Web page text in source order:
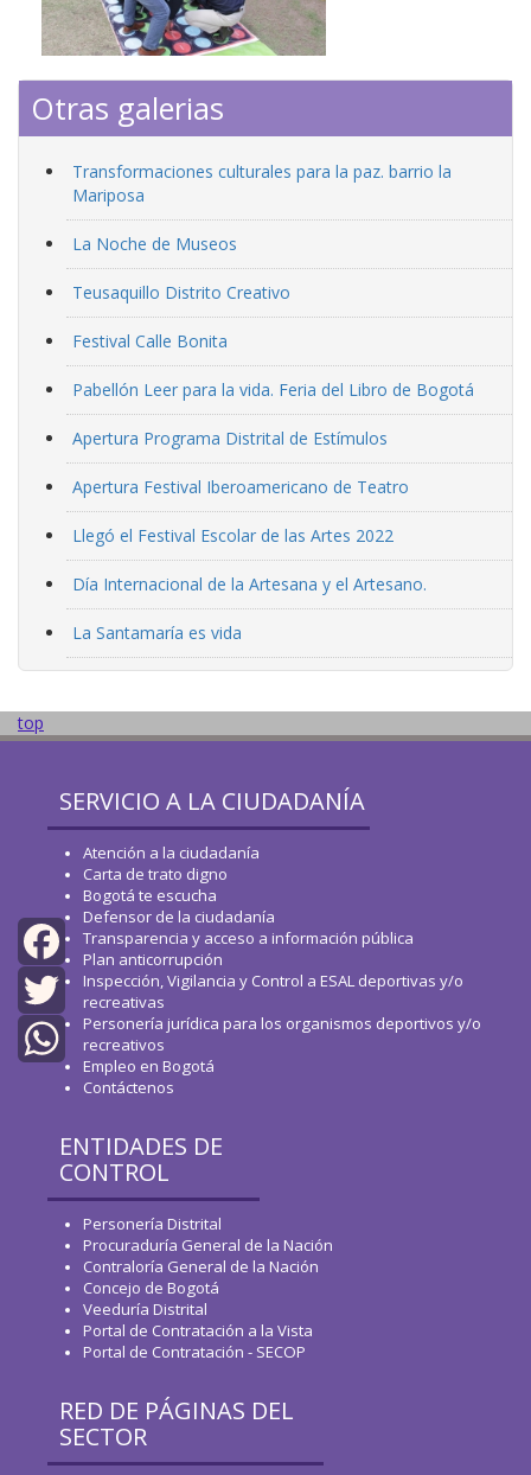
Facebook
Twitter
WhatsApp
Otras galerias
Transformaciones culturales para la paz. barrio la
Mariposa
La Noche de Museos
Teusaquillo Distrito Creativo
Festival Calle Bonita
Pabellón Leer para la vida. Feria del Libro de Bogotá
Apertura Programa Distrital de Estímulos
Apertura Festival Iberoamericano de Teatro
Llegó el Festival Escolar de las Artes 2022
Día Internacional de la Artesana y el Artesano.
La Santamaría es vida
top
SERVICIO A LA CIUDADANÍA
Atención a la ciudadanía
Carta de trato digno
Bogotá te escucha
Defensor de la ciudadanía
Transparencia y acceso a información pública
Plan anticorrupción
Inspección, Vigilancia y Control a ESAL deportivas y/o
recreativas
Personería jurídica para los organismos deportivos y/o
recreativos
Empleo en Bogotá
Contáctenos
ENTIDADES DE
CONTROL
Personería Distrital
Procuraduría General de la Nación
Contraloría General de la Nación
Concejo de Bogotá
Veeduría Distrital
Portal de Contratación a la Vista
Portal de Contratación - SECOP
RED DE PÁGINAS DEL
SECTOR